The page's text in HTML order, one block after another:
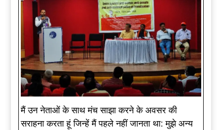
मैं उन नेताओं के साथ मंच साझा करने के अवसर की
सराहना करता हूं जिन्हें मैं पहले नहीं जानता था: मुझे अन्य